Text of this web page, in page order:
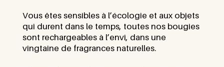
Vous êtes sensibles à l’écologie et aux objets
qui durent dans le temps, toutes nos bougies
sont rechargeables à l’envi, dans une
vingtaine de fragrances naturelles.